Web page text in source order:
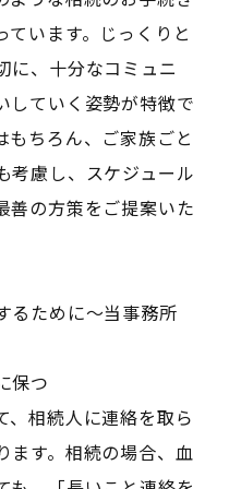
ています。じっくりと
に、十分なコミュニ
していく姿勢が特徴で
もちろん、ご家族ごと
考慮し、スケジュール
善の方策をご提案いた
るために〜当事務所
保つ
、相続人に連絡を取ら
ます。相続の場合、血